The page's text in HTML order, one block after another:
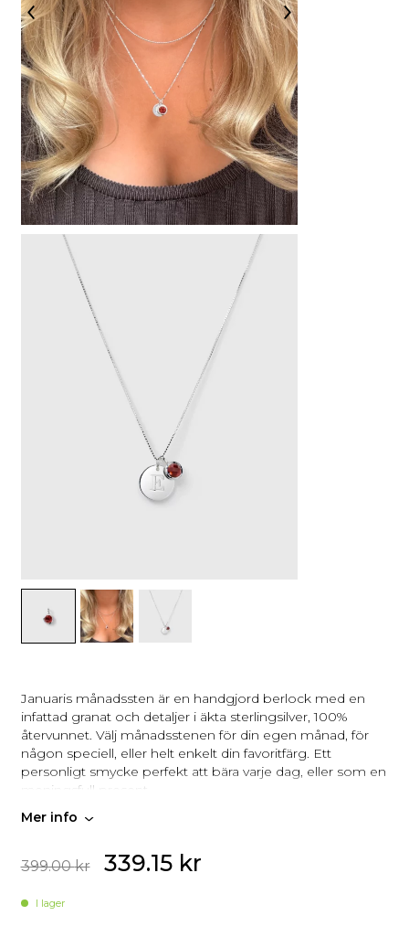
Januaris månadssten är en handgjord berlock med en
infattad granat och detaljer i äkta sterlingsilver, 100%
återvunnet. Välj månadsstenen för din egen månad, för
någon speciell, eller helt enkelt din favoritfärg. Ett
personligt smycke perfekt att bära varje dag, eller som en
meningsfull present.
Mer info
399.00kr 339.15 kr
I lager